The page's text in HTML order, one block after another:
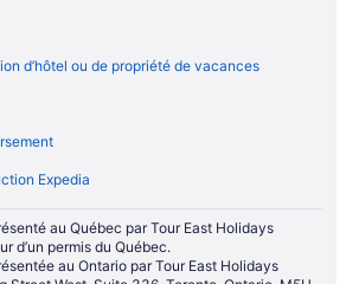
d’hôtel ou de propriété de vacances
Expedia
au Québec par Tour East Holidays
d’un permis du Québec.
au Ontario par Tour East Holidays